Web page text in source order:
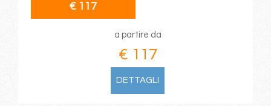
€ 117
a partire da
€ 117
DETTAGLI